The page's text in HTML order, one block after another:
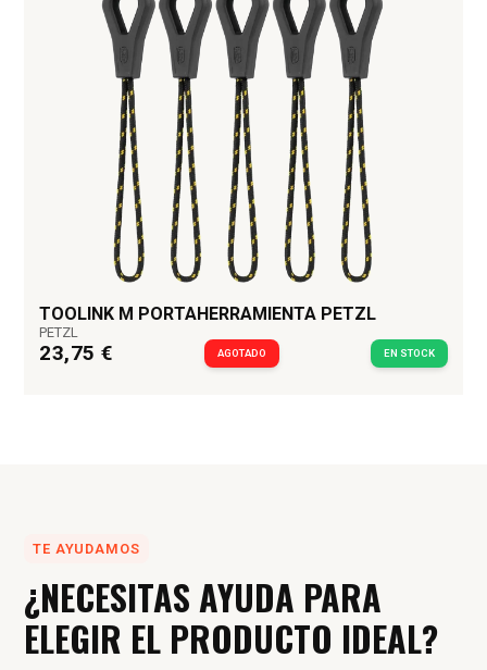
TOOLINK M PORTAHERRAMIENTA PETZL
PETZL
23,75 € AGOTADO EN STOCK
TE AYUDAMOS
¿NECESITAS AYUDA PARA
ELEGIR EL PRODUCTO IDEAL?